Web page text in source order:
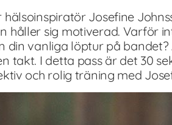
hälsoinspiratör Josefine
håller sig motiverad. Varför
din vanliga löptur på
takt. I detta pass är det 30
och rolig träning med